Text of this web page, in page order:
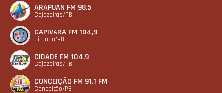
ARAPUAN FM 98.5
Cajazeiras/PB
CAPIVARA FM 104,9
Uiraúna/PB
CIDADE FM 104,9
Cajazeiras/PB
CONCEIÇÃO FM 91.1 FM
Conceição/PB